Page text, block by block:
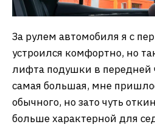
За рулем автомобиля я с
устроился комфортно, но
лифта подушки в передней
самая большая, мне
обычного, но зато чуть
больше характерной для